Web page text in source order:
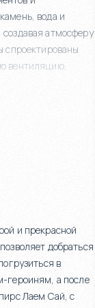
вода и
атмосферу
спроектированы
вентиляцию,
спальни с
в гостиной,
и
вид на
и прекрасной
добраться
в
героиням, а после
Лаем Сай, с